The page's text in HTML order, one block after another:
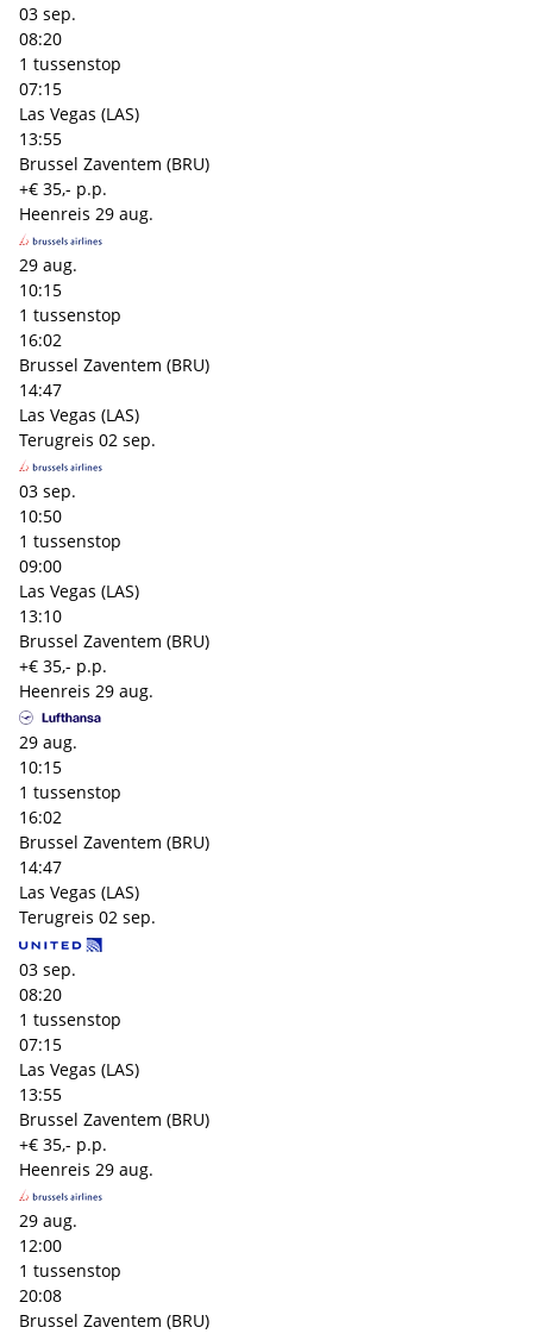
03 sep.
08:20
1 tussenstop
07:15
Las Vegas (LAS)
13:55
Brussel Zaventem (BRU)
+€ 35,- p.p.
Heenreis 29 aug.
29 aug.
10:15
1 tussenstop
16:02
Brussel Zaventem (BRU)
14:47
Las Vegas (LAS)
Terugreis 02 sep.
03 sep.
10:50
1 tussenstop
09:00
Las Vegas (LAS)
13:10
Brussel Zaventem (BRU)
+€ 35,- p.p.
Heenreis 29 aug.
29 aug.
10:15
1 tussenstop
16:02
Brussel Zaventem (BRU)
14:47
Las Vegas (LAS)
Terugreis 02 sep.
03 sep.
08:20
1 tussenstop
07:15
Las Vegas (LAS)
13:55
Brussel Zaventem (BRU)
+€ 35,- p.p.
Heenreis 29 aug.
29 aug.
12:00
1 tussenstop
20:08
Brussel Zaventem (BRU)